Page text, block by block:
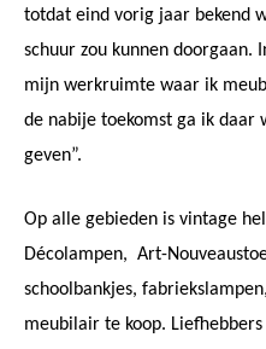
totdat eind vorig jaar bekend
schuur zou kunnen doorgaan.
mijn werkruimte waar ik
de nabije toekomst ga ik daar
geven”.
Op alle gebieden is vintage
Décolampen, Art-
schoolbankjes,
meubilair te koop.